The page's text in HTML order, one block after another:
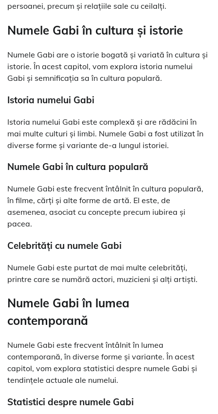
persoanei, precum și relațiile sale cu ceilalți.
Numele Gabi în cultura și istorie
Numele Gabi are o istorie bogată și variată în cultura și
istorie. În acest capitol, vom explora istoria numelui
Gabi și semnificația sa în cultura populară.
Istoria numelui Gabi
Istoria numelui Gabi este complexă și are rădăcini în
mai multe culturi și limbi. Numele Gabi a fost utilizat în
diverse forme și variante de-a lungul istoriei.
Numele Gabi în cultura populară
Numele Gabi este frecvent întâlnit în cultura populară,
în filme, cărți și alte forme de artă. El este, de
asemenea, asociat cu concepte precum iubirea și
pacea.
Celebrități cu numele Gabi
Numele Gabi este purtat de mai multe celebrități,
printre care se numără actori, muzicieni și alți artiști.
Numele Gabi în lumea
contemporană
Numele Gabi este frecvent întâlnit în lumea
contemporană, în diverse forme și variante. În acest
capitol, vom explora statistici despre numele Gabi și
tendințele actuale ale numelui.
Statistici despre numele Gabi